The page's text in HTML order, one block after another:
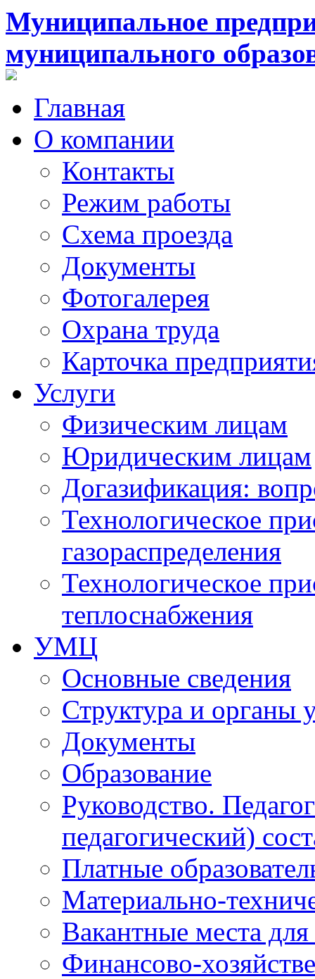
Муниципальное
муниципального
Главная
О компании
Контакты
Режим работы
Схема проезда
Документы
Фотогалерея
Охрана труда
Карточка
Услуги
Физическим лицам
Юридическим лицам
Догазификация:
Технологическое
газораспределения
Технологическое
теплоснабжения
УМЦ
Основные сведения
Структура и органы
Документы
Образование
Руководство.
педагогический)
Платные
Материально-
Вакантные места
Финансово-